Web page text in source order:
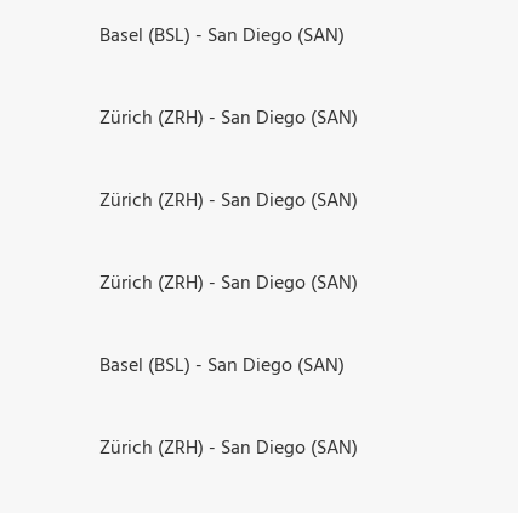
Basel (BSL) - San Diego (SAN)
Zürich (ZRH) - San Diego (SAN)
Zürich (ZRH) - San Diego (SAN)
Zürich (ZRH) - San Diego (SAN)
Basel (BSL) - San Diego (SAN)
Zürich (ZRH) - San Diego (SAN)